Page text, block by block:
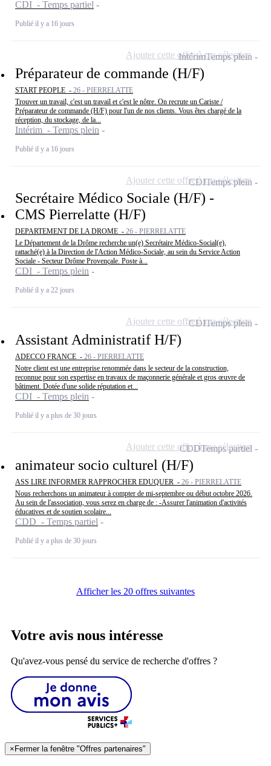
CDI - Temps partiel
Publié il y a 16 jours
Préparateur de commande (H/F)
START PEOPLE - 26 - PIERRELATTE
Trouver un travail, c'est un travail et c'est le nôtre. On recrute un Cariste /
Préparateur de commande (H/F) pour l'un de nos clients. Vous êtes chargé de la
réception, du stockage, de la...
Intérim - Temps plein
Publié il y a 16 jours
IntérimTemps plein
Ajouter cette offre à ma sélection
Secrétaire Médico Sociale (H/F) -
CMS Pierrelatte (H/F)
DEPARTEMENT DE LA DROME - 26 - PIERRELATTE
Le Département de la Drôme recherche un(e) Secrétaire Médico-Social(e),
rattaché(e) à la Direction de l'Action Médico-Sociale, au sein du Service Action
Sociale - Secteur Drôme Provençale. Poste à...
CDI - Temps plein
Publié il y a 22 jours
CDITemps plein
Ajouter cette offre à ma sélection
Assistant Administratif H/F)
ADECCO FRANCE - 26 - PIERRELATTE
Notre client est une entreprise renommée dans le secteur de la construction,
reconnue pour son expertise en travaux de maçonnerie générale et gros œuvre de
bâtiment. Dotée d'une solide réputation et...
CDI - Temps plein
Publié il y a plus de 30 jours
CDITemps plein
Ajouter cette offre à ma sélection
animateur socio culturel (H/F)
ASS LIRE INFORMER RAPPROCHER EDUQUER - 26 - PIERRELATTE
Nous recherchons un animateur à compter de mi-septembre ou début octobre 2026.
Au sein de l'association, vous serez en charge de : -Assurer l'animation d'activités
éducatives et de soutien scolaire...
CDD - Temps partiel
Publié il y a plus de 30 jours
CDDTemps partiel
Ajouter cette offre à ma sélection
Afficher les 20 offres suivantes
Votre avis nous intéresse
Qu'avez-vous pensé du service de recherche d'offres ?
× Fermer la fenêtre "Offres partenaires"